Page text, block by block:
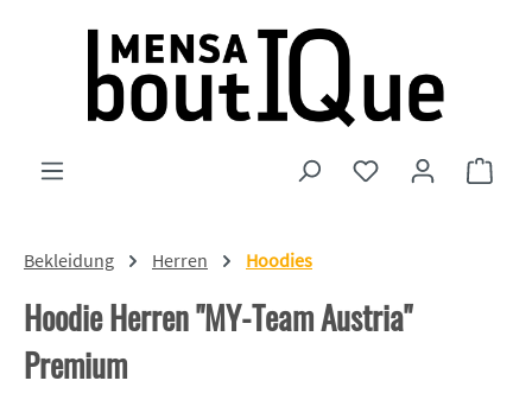
Zum Hauptinhalt springen
Du hast 0
Bekleidung Herren Hoodies
Hoodie Herren "MY-Team Austria"
Premium